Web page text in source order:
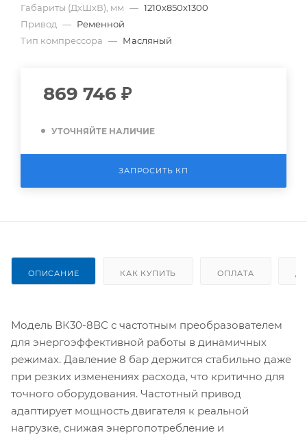
Габариты (ДхШхВ), мм — 1210х850х1300
Привод — Ременной
Тип компрессора — Масляный
869 746 ₽
УТОЧНЯЙТЕ НАЛИЧИЕ
ЗАПРОСИТЬ КП
ОПИСАНИЕ КАК КУПИТЬ ОПЛАТА
Модель ВК30-8ВС с частотным преобразователем
для энергоэффективной работы в динамичных
режимах. Давление 8 бар держится стабильно даже
при резких изменениях расхода, что критично для
точного оборудования. Частотный привод
адаптирует мощность двигателя к реальной
нагрузке, снижая энергопотребление и